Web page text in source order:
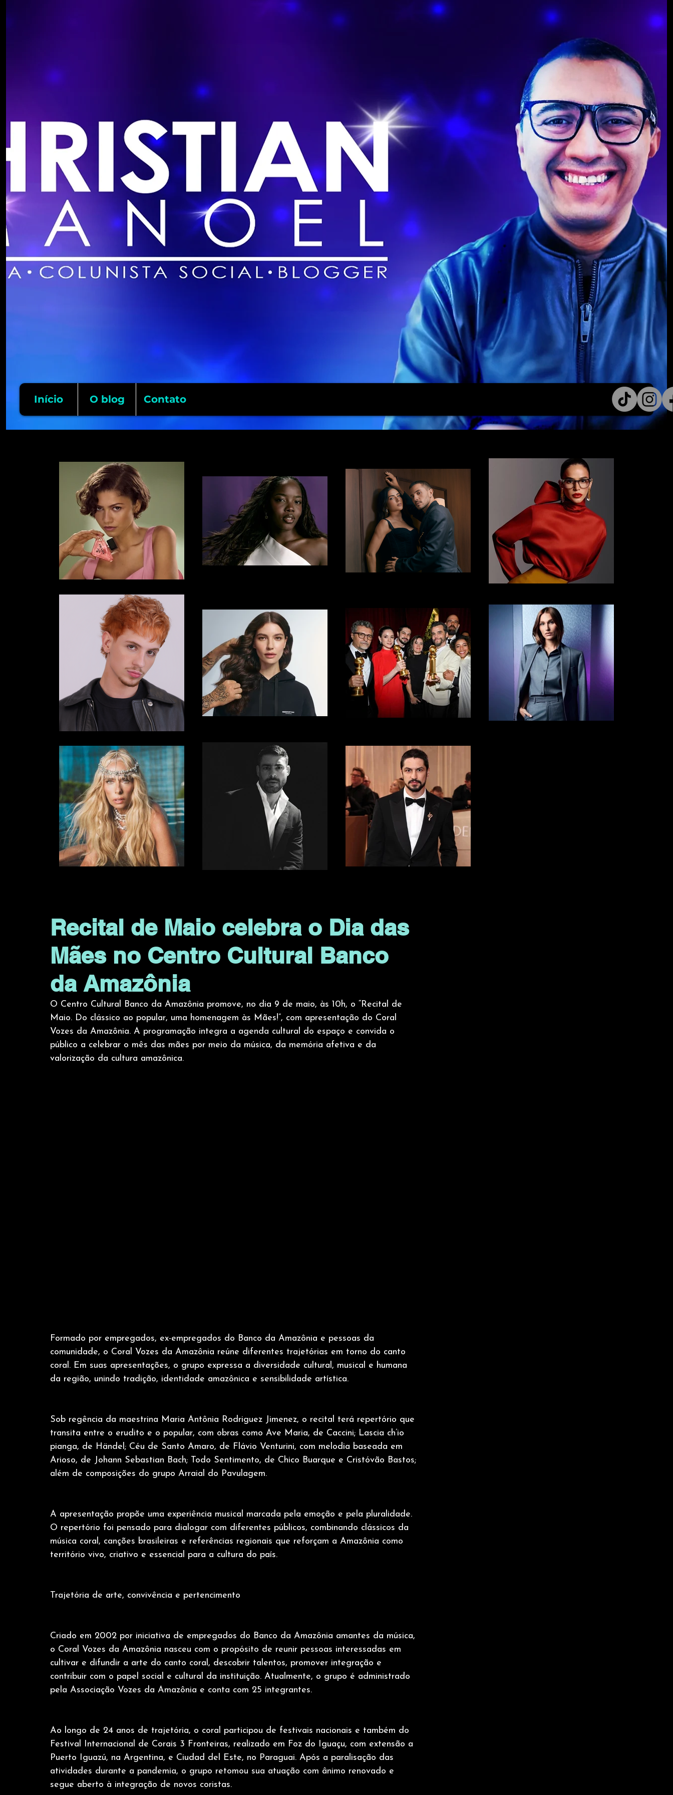
Início O blog Contato
Recital de Maio celebra o Dia das
Mães no Centro Cultural Banco
da Amazônia
O Centro Cultural Banco da Amazônia promove, no dia 9 de maio, às 10h, o “Recital de
Maio. Do clássico ao popular, uma homenagem às Mães!”, com apresentação do Coral
Vozes da Amazônia. A programação integra a agenda cultural do espaço e convida o
público a celebrar o mês das mães por meio da música, da memória afetiva e da
valorização da cultura amazônica.
Formado por empregados, ex-empregados do Banco da Amazônia e pessoas da
comunidade, o Coral Vozes da Amazônia reúne diferentes trajetórias em torno do canto
coral. Em suas apresentações, o grupo expressa a diversidade cultural, musical e humana
da região, unindo tradição, identidade amazônica e sensibilidade artística.
Sob regência da maestrina Maria Antônia Rodriguez Jimenez, o recital terá repertório que
transita entre o erudito e o popular, com obras como Ave Maria, de Caccini; Lascia ch’io
pianga, de Händel; Céu de Santo Amaro, de Flávio Venturini, com melodia baseada em
Arioso, de Johann Sebastian Bach; Todo Sentimento, de Chico Buarque e Cristóvão Bastos;
além de composições do grupo Arraial do Pavulagem.
A apresentação propõe uma experiência musical marcada pela emoção e pela pluralidade.
O repertório foi pensado para dialogar com diferentes públicos, combinando clássicos da
música coral, canções brasileiras e referências regionais que reforçam a Amazônia como
território vivo, criativo e essencial para a cultura do país.
Trajetória de arte, convivência e pertencimento
Criado em 2002 por iniciativa de empregados do Banco da Amazônia amantes da música,
o Coral Vozes da Amazônia nasceu com o propósito de reunir pessoas interessadas em
cultivar e difundir a arte do canto coral, descobrir talentos, promover integração e
contribuir com o papel social e cultural da instituição. Atualmente, o grupo é administrado
pela Associação Vozes da Amazônia e conta com 25 integrantes.
Ao longo de 24 anos de trajetória, o coral participou de festivais nacionais e também do
Festival Internacional de Corais 3 Fronteiras, realizado em Foz do Iguaçu, com extensão a
Puerto Iguazú, na Argentina, e Ciudad del Este, no Paraguai. Após a paralisação das
atividades durante a pandemia, o grupo retomou sua atuação com ânimo renovado e
segue aberto à integração de novos coristas.